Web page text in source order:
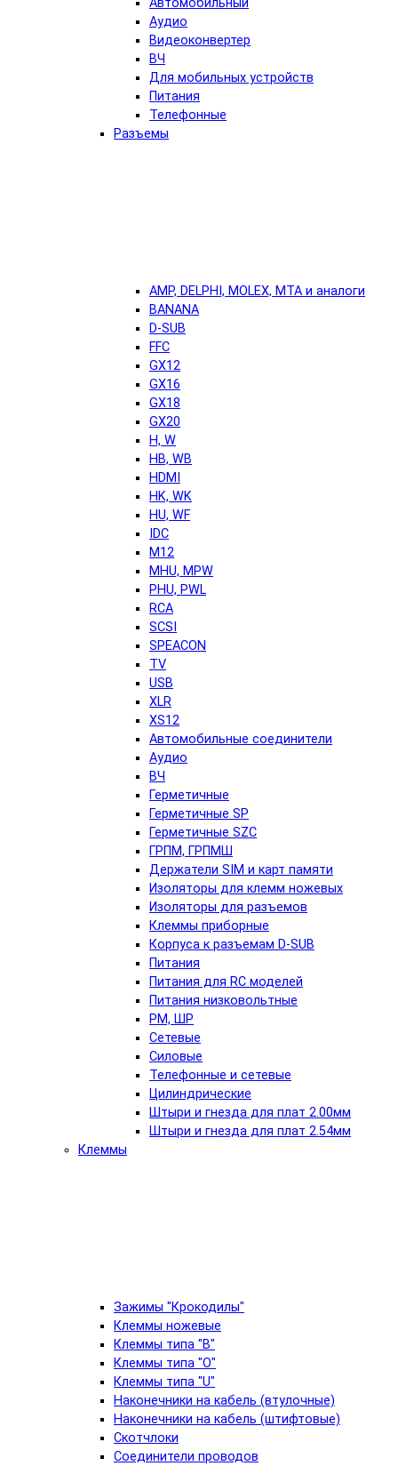
Автомобильный
Аудио
Видеоконвертер
ВЧ
Для мобильных устройств
Питания
Телефонные
Разъемы
AMP, DELPHI, MOLEX, MTA и аналоги
BANANA
D-SUB
FFC
GX12
GX16
GX18
GX20
H, W
HB, WB
HDMI
HK, WK
HU, WF
IDC
M12
MHU, MPW
PHU, PWL
RCA
SCSI
SPEACON
TV
USB
XLR
XS12
Автомобильные соединители
Аудио
ВЧ
Герметичные
Герметичные SP
Герметичные SZC
ГРПМ, ГРПМШ
Держатели SIM и карт памяти
Изоляторы для клемм ножевых
Изоляторы для разъемов
Клеммы приборные
Корпуса к разъемам D-SUB
Питания
Питания для RC моделей
Питания низковольтные
РМ, ШР
Сетевые
Силовые
Телефонные и сетевые
Цилиндрические
Штыри и гнезда для плат 2.00мм
Штыри и гнезда для плат 2.54мм
Клеммы
Зажимы "Крокодилы"
Клеммы ножевые
Клеммы типа "B"
Клеммы типа "O"
Клеммы типа "U"
Наконечники на кабель (втулочные)
Наконечники на кабель (штифтовые)
Скотчлоки
Соединители проводов